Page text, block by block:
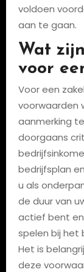
voldoen
aan te gaan.
Wat
voor
Voor een
voorwaarden
aanmerking
doorgaans
bedrijfsplan
u als
de duur van
actief bent
spelen bij het
Het is
deze